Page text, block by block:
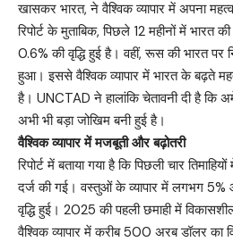
खासकर भारत, ने वैश्विक व्यापार में अपना
रिपोर्ट के मुताबिक, पिछले 12 महीनों में भारत
0.6% की वृद्धि हुई है। वहीं, रूस की भारत पर
हुआ। इससे वैश्विक व्यापार में भारत के बढ़ते
है। UNCTAD ने हालांकि चेतावनी दी है कि
अभी भी बड़ा जोखिम बनी हुई है।
वैश्विक व्यापार में मजबूती और बढ़ोतरी
रिपोर्ट में बताया गया है कि पिछली चार
दर्ज की गई। वस्तुओं के व्यापार में लगभग 5%
वृद्धि हुई। 2025 की पहली छमाही में
वैश्विक व्यापार में करीब 500 अरब डॉलर का